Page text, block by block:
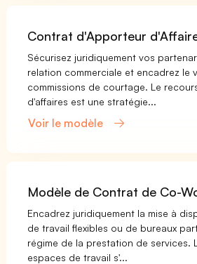
Contrat d'Apporteur
Sécurisez juridiquement vos
relation commerciale et encadrez le
commissions de courtage. Le
d'affaires est une stratégie...
Voir le modèle
Modèle de Contrat de Co-
Encadrez juridiquement la mise à
de travail flexibles ou de bureaux
régime de la prestation de services.
espaces de travail s'...